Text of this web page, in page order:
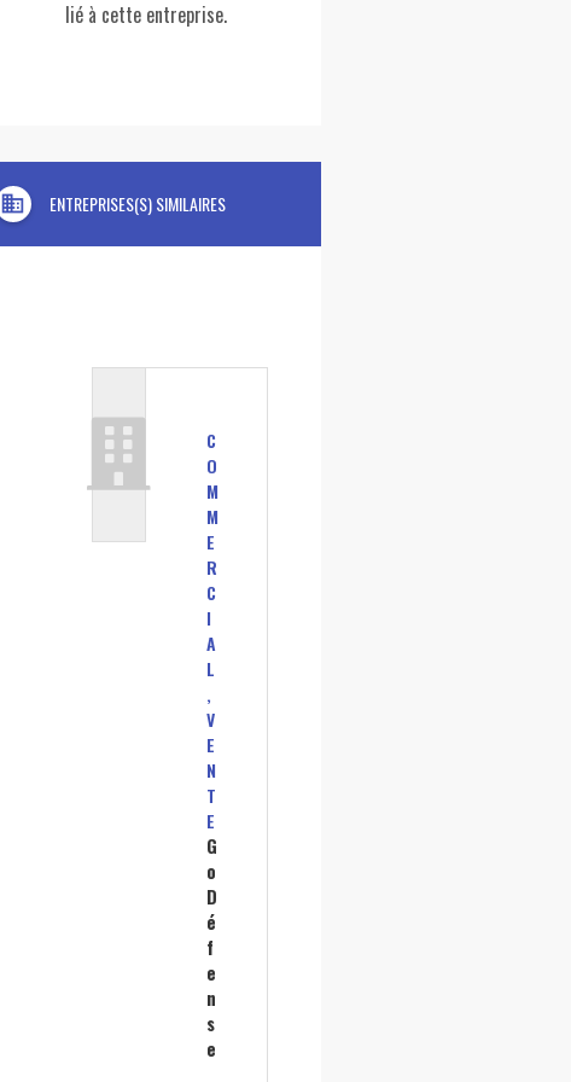
lié à cette entreprise.
domain ENTREPRISES(S) SIMILAIRES
C
O
M
M
E
R
C
I
A
L
,
V
E
N
T
E
G
o
D
é
f
e
n
s
e